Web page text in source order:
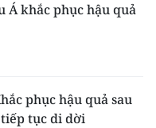
Á khắc phục hậu quả
phục hậu quả sau
tục di dời